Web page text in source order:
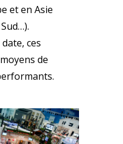
et en Asie
ces
de